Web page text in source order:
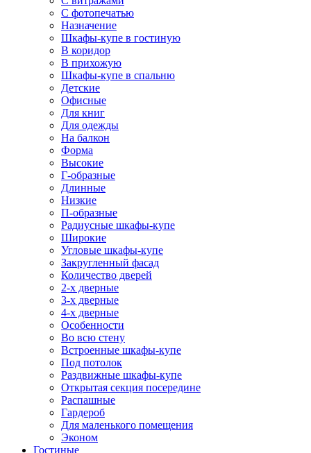
С фотопечатью
Назначение
Шкафы-купе в гостиную
В коридор
В прихожую
Шкафы-купе в спальню
Детские
Офисные
Для книг
Для одежды
На балкон
Форма
Высокие
Г-образные
Длинные
Низкие
П-образные
Радиусные шкафы-купе
Широкие
Угловые шкафы-купе
Закругленный фасад
Количество дверей
2-х дверные
3-х дверные
4-х дверные
Особенности
Во всю стену
Встроенные шкафы-купе
Под потолок
Раздвижные шкафы-купе
Открытая секция посередине
Распашные
Гардероб
Для маленького помещения
Эконом
Гостиные